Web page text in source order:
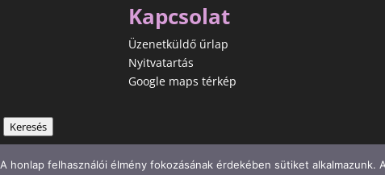
Keresés
Kapcsolat
Üzenetküldő űrlap
Nyitvatartás
Google maps térkép
A honlap felhasználói élmény fokozásának érdekében sütiket